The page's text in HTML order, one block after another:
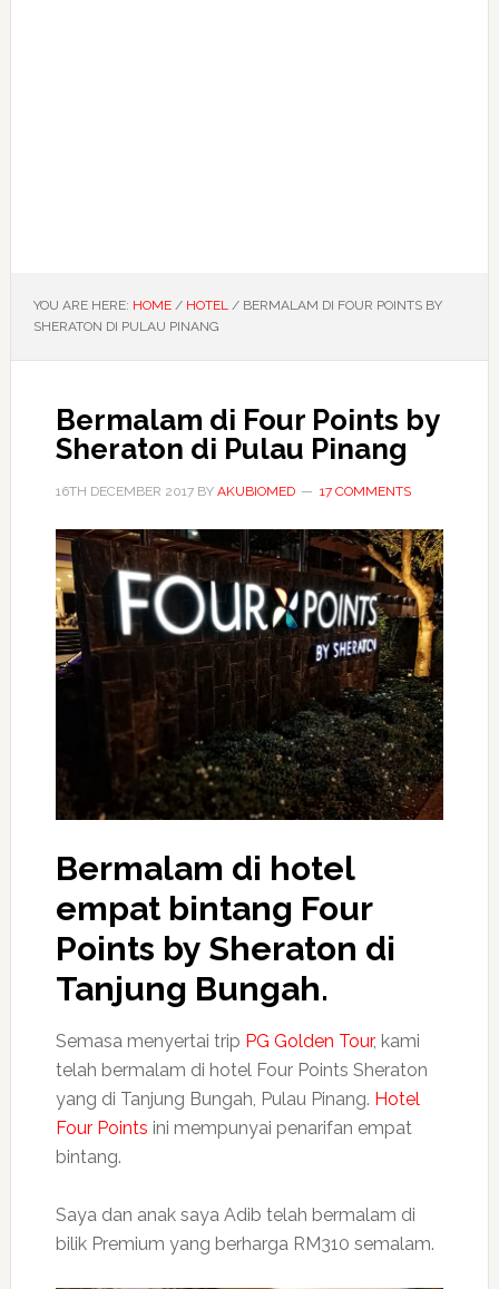
YOU ARE HERE: HOME / HOTEL /BERMALAM DI FOUR POINTS BY
SHERATON DI PULAU PINANG
Bermalam di Four Points by
Sheraton di Pulau Pinang
16TH DECEMBER 2017BY AKUBIOMED 17 COMMENTS
Bermalam di hotel
empat bintang Four
Points by Sheraton di
Tanjung Bungah.
Semasa menyertai trip PG Golden Tour, kami
telah bermalam di hotel Four Points Sheraton
yang di Tanjung Bungah, Pulau Pinang. Hotel
Four Points ini mempunyai penarifan empat
bintang.
Saya dan anak saya Adib telah bermalam di
bilik Premium yang berharga RM310 semalam.